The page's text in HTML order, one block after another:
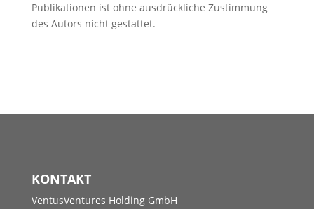
Publikationen ist ohne ausdrückliche Zustimmung
des Autors nicht gestattet.
KONTAKT
VentusVentures Holding GmbH